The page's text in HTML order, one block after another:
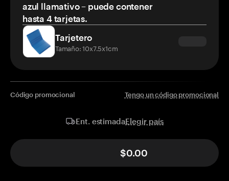
azul llamativo – puede contener
hasta 4 tarjetas.
Tarjetero
Tamaño: 10x7.5x1cm
Código promocional Tengo un código promocional
Ent. estimadaElegir país
$0.00